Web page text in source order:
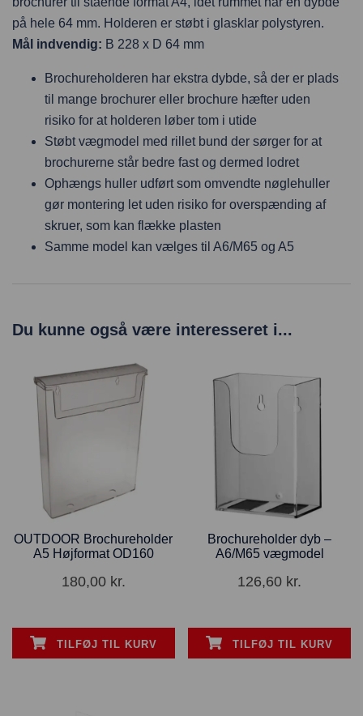
på hele 64 mm. Holderen er støbt i glasklar polystyren.
Mål indvendig: B 228 x D 64 mm
Brochureholderen har ekstra dybde, så der er plads
til mange brochurer eller brochure hæfter uden
risiko for at holderen løber tom i utide
Støbt vægmodel med rillet bund der sørger for at
brochurerne står bedre fast og dermed lodret
Ophængs huller udført som omvendte nøglehuller
gør montering let uden risiko for overspænding af
skruer, som kan flække plasten
Samme model kan vælges til A6/M65 og A5
Du kunne også være interesseret i...
OUTDOOR Brochureholder
A5 Højformat OD160
180,00 kr.
TILFØJ TIL KURV
Brochureholder dyb –
A6/M65 vægmodel
126,60 kr.
TILFØJ TIL KURV